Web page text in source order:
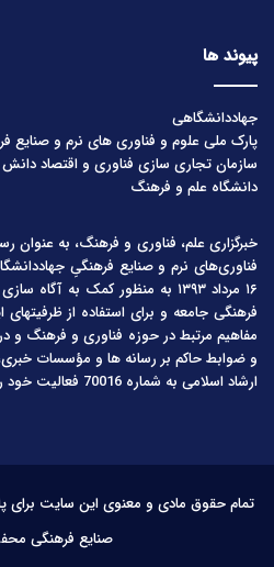
پیوند ها
جهاددانشگاهی
پارک ملی علوم و فناوری های نرم و صنایع
سازمان تجاری سازی فناوری و اقتصاد دانش
دانشگاه علم و فرهنگ
خبرگزاری علم، فناوری و فرهنگ، به عنوان
فناوری‌های نرم و صنایع فرهنگیِ
۱۶ مرداد ۱۳۹۳ به منظور کمک به
فرهنگی جامعه و برای استفاده از
مفاهیم مرتبط در حوزه فناوری و فرهنگ
و ضوابط حاکم بر رسانه ها و مؤسسات
ارشاد اسلامی به شماره 70016 فعالیت خود را آغاز کرده است.
تمام حقوق مادی و معنوی این سایت برای
صنایع فرهنگی